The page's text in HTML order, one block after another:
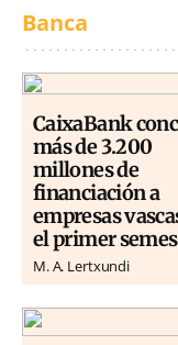
Banca
CaixaBank
más de 3.200
millones de
financiación a
empresas
el primer
M. A. Lertxundi